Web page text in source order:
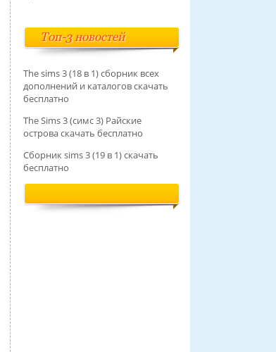
Топ-3 новостей
The sims 3 (18 в 1) сборник всех
дополнений и каталогов скачать
бесплатно
The Sims 3 (симс 3) Райские
острова скачать бесплатно
Сборник sims 3 (19 в 1) скачать
бесплатно